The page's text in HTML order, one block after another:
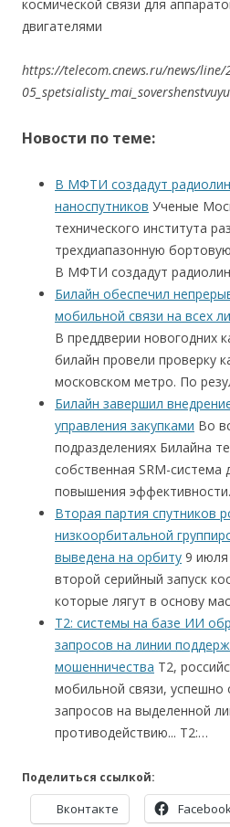
космической связи для
двигателями
https://telecom.cnews.ru/news/line/
Новости по теме:
В МФТИ создадут
наноспутников Ученые
технического института
трехдиапазонную
В МФТИ создадут
Билайн обеспечил
мобильной связи на всех
В преддверии новогодних
билайн провели проверку
московском метро. По
Билайн завершил
управления закупками Во
подразделениях Билайна
собственная SRM-система
повышения
Вторая партия спутников
низкоорбитальной
выведена на орбиту 9 июля
второй серийный запуск
которые лягут в основу
Т2: системы на базе ИИ
запросов на линии
мошенничества T2,
мобильной связи, успешно
запросов на выделенной
противодействию... Т2:…
Поделиться ссылкой:
Вконтакте